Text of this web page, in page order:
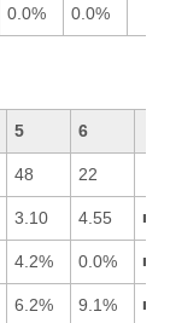
0.0% 0.0%
5 6
48 22
3.10 4.55
4.2% 0.0%
6.2% 9.1%